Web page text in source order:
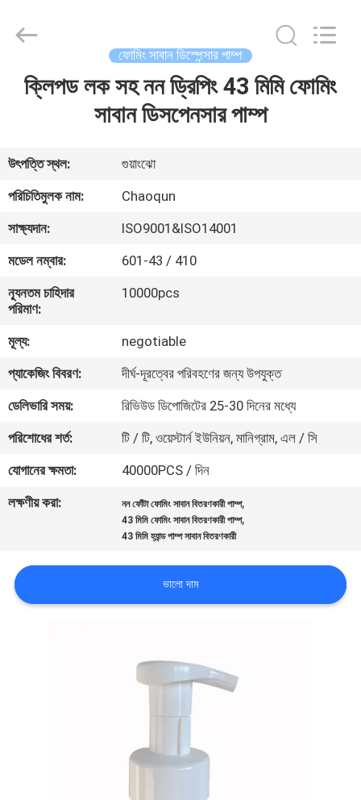
বাড়ি
আমাদের
সম্পর্কে
কারখানা
ভ্রমণ
মান
নিয়ন্ত্রণ
যোগাযোগ
করুন
খবর
কেস
Copyright
Guangzhou
Chaoqun
Rights
Reserved.
ফোমিং সাবান ডিস্পেন্সার পাম্প
ক্লিপড লক সহ নন ড্রিপিং 43 মিমি ফোমিং
সাবান ডিসপেনসার পাম্প
উৎপত্তি স্থল:
গুয়াংঝো
পরিচিতিমুলক নাম:
Chaoqun
সাক্ষ্যদান:
ISO9001&ISO14001
মডেল নম্বার:
601-43 / 410
ন্যূনতম চাহিদার
পরিমাণ:
10000pcs
মূল্য:
negotiable
প্যাকেজিং বিবরণ:
দীর্ঘ-দূরত্বের পরিবহণের জন্য উপযুক্ত
ডেলিভারি সময়:
রিভিউড ডিপোজিটের 25-30 দিনের মধ্যে
পরিশোধের শর্ত:
টি / টি, ওয়েস্টার্ন ইউনিয়ন, মানিগ্রাম, এল / সি
যোগানের ক্ষমতা:
40000PCS / দিন
লক্ষণীয় করা:
নন ফোঁটা ফোমিং সাবান বিতরণকারী পাম্প,
43 মিমি ফোমিং সাবান বিতরণকারী পাম্প,
43 মিমি হ্যান্ড পাম্প সাবান বিতরণকারী
ভালো দাম